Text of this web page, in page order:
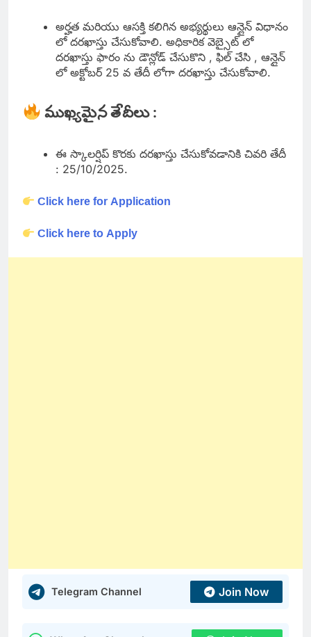
అర్హత మరియు ఆసక్తి కలిగిన అభ్యర్థులు ఆన్లైన్ విధానం
లో దరఖాస్తు చేసుకోవాలి. అధికారిక వెబ్సైట్ లో
దరఖాస్తు ఫారం ను డౌన్లోడ్ చేసుకొని , ఫిల్ చేసి , ఆన్లైన్
లో అక్టోబర్ 25 వ తేదీ లోగా దరఖాస్తు చేసుకోవాలి.
ముఖ్యమైన తేదీలు :
ఈ స్కాలర్షిప్ కొరకు దరఖాస్తు చేసుకోవడానికి చివరి తేదీ
: 25/10/2025.
Click here for Application
Click here to Apply
Telegram Channel Join Now